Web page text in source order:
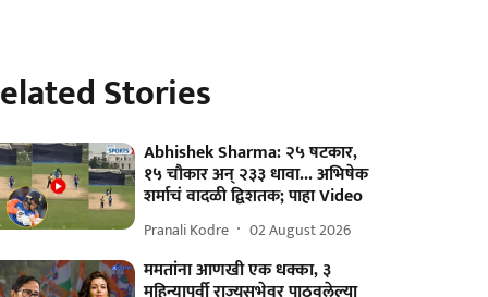
Stories
Abhishek Sharma: २५ षटकार,
१५ चौकार अन् २३३ धावा... अभिषेक
शर्माचं वादळी द्विशतक; पाहा Video
Pranali Kodre 02 August 2026
ममतांना आणखी एक धक्का, ३